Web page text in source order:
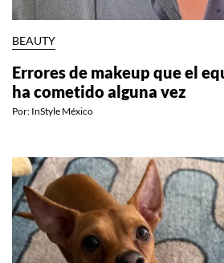
BEAUTY
Errores de makeup que el
ha cometido alguna vez
Por: InStyle México